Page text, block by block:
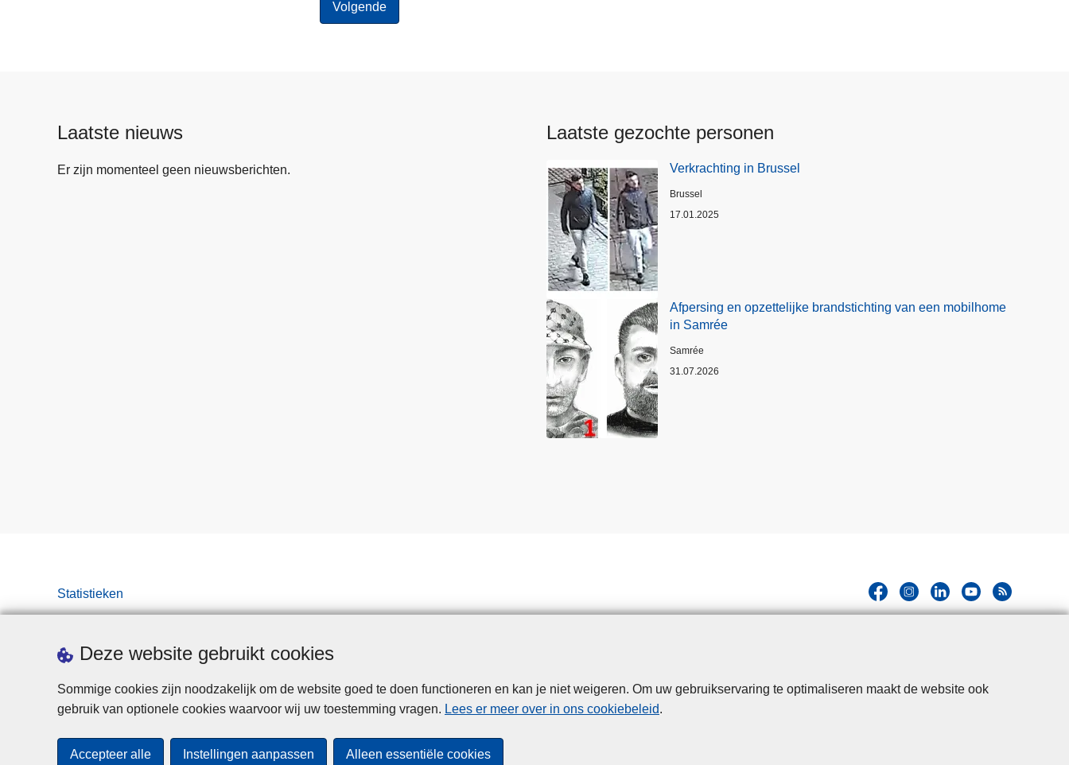
Deze website gebruikt cookies
Sommige cookies zijn noodzakelijk om de website goed te doen functioneren en kan je niet weigeren. Om uw gebruikservaring te optimaliseren maakt de website ook
gebruik van optionele cookies waarvoor wij uw toestemming vragen. Lees er meer over in ons cookiebeleid.
Accepteer alle Instellingen aanpassen Alleen essentiële cookies
Laatste nieuws
Er zijn momenteel geen nieuwsberichten.
Laatste gezochte personen
Verkrachting in Brussel
Plaats
Brussel
17.01.2025
Afpersing en opzettelijke brandstichting van een mobilhome
in Samrée
Plaats
Samrée
31.07.2026
Statistieken
Disclaimer Privacy Cookies Toegankelijkheid
© 2026 Politie.be